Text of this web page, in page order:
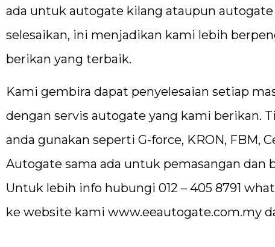
ada untuk autogate kilang ataupun
selesaikan, ini menjadikan kami lebih
berikan yang terbaik.
Kami gembira dapat penyelesaian setiap
dengan servis autogate yang kami berikan.
anda gunakan seperti G-force, KRON, FBM,
Autogate sama ada untuk pemasangan dan
Untuk lebih info hubungi 012 – 405 8791
ke website kami www.eeautogate.com.my